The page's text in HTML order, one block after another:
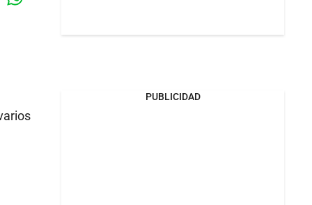
PUBLICIDAD